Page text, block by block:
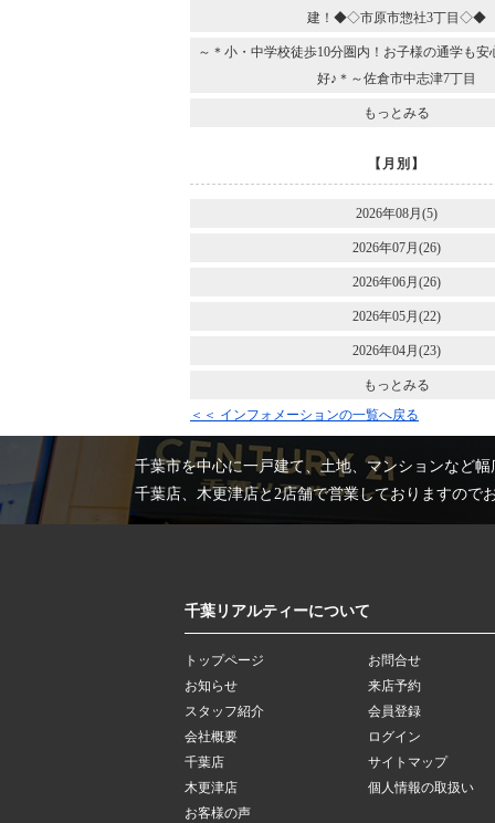
建！◆◇市原市惣社3丁目◇◆
～＊小・中学校徒歩10分圏内！お子様の通学も
好♪＊～佐倉市中志津7丁目
もっとみる
【月別】
2026年08月(5)
2026年07月(26)
2026年06月(26)
2026年05月(22)
2026年04月(23)
もっとみる
＜＜ インフォメーションの一覧へ戻る
千葉市を中心に一戸建て、土地、マンションなど
千葉店、木更津店と2店舗で営業しておりますので
千葉リアルティーについて
トップページ
お知らせ
スタッフ紹介
会社概要
千葉店
木更津店
お客様の声
お問合せ
来店予約
会員登録
ログイン
サイトマップ
個人情報の取扱い